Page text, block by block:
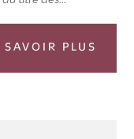
SAVOIR PLUS